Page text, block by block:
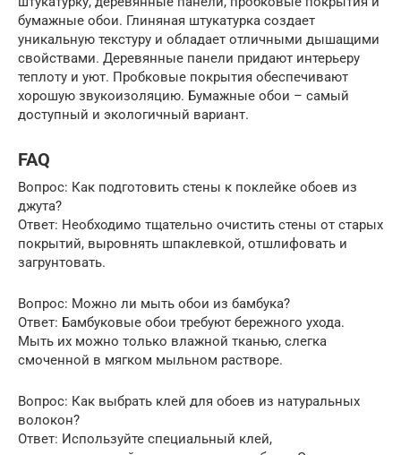
бумажные обои. Глиняная штукатурка создает
уникальную текстуру и обладает отличными дышащими
свойствами. Деревянные панели придают интерьеру
теплоту и уют. Пробковые покрытия обеспечивают
хорошую звукоизоляцию. Бумажные обои – самый
доступный и экологичный вариант.
FAQ
Вопрос: Как подготовить стены к поклейке обоев из
джута?
Ответ: Необходимо тщательно очистить стены от старых
покрытий, выровнять шпаклевкой, отшлифовать и
загрунтовать.
Вопрос: Можно ли мыть обои из бамбука?
Ответ: Бамбуковые обои требуют бережного ухода.
Мыть их можно только влажной тканью, слегка
смоченной в мягком мыльном растворе.
Вопрос: Как выбрать клей для обоев из натуральных
волокон?
Ответ: Используйте специальный клей,